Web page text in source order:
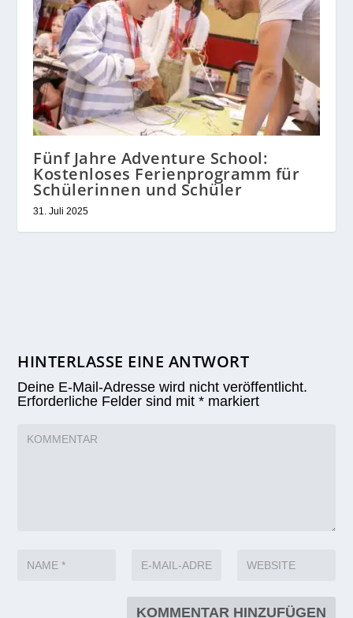
Fünf Jahre Adventure School:
Kostenloses Ferienprogramm für
Schülerinnen und Schüler
31. Juli 2025
HINTERLASSE EINE ANTWORT
Deine E-Mail-Adresse wird nicht veröffentlicht.
Erforderliche Felder sind mit* markiert